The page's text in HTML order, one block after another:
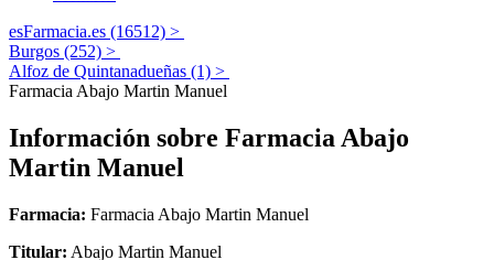
esFarmacia.es (16512) >
Burgos (252) >
Alfoz de Quintanadueñas (1) >
Farmacia Abajo Martin Manuel
Información sobre Farmacia Abajo
Martin Manuel
Farmacia: Farmacia Abajo Martin Manuel
Titular: Abajo Martin Manuel